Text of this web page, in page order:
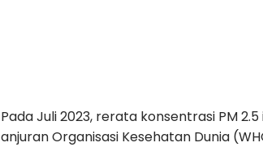
Pada Juli 2023, rerata konsentrasi PM
anjuran Organisasi Kesehatan Dunia